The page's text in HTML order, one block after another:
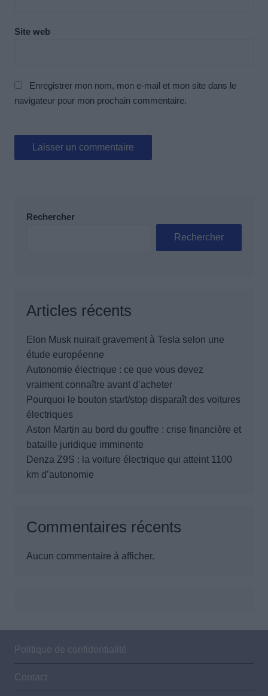
Site web
Enregistrer mon nom, mon e-mail et mon site dans le
navigateur pour mon prochain commentaire.
Rechercher
Rechercher
Articles récents
Elon Musk nuirait gravement à Tesla selon une
étude européenne
Autonomie électrique : ce que vous devez
vraiment connaître avant d’acheter
Pourquoi le bouton start/stop disparaît des voitures
électriques
Aston Martin au bord du gouffre : crise financière et
bataille juridique imminente
Denza Z9S : la voiture électrique qui atteint 1100
km d’autonomie
Commentaires récents
Aucun commentaire à afficher.
Politique de confidentialité
Contact